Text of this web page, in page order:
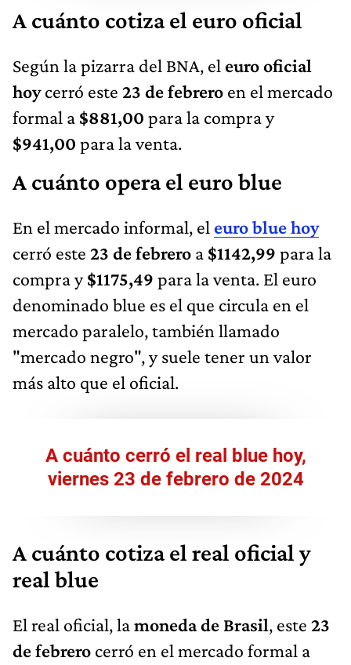
A cuánto cotiza el euro oficial
Según la pizarra del BNA, el euro oficial
hoycerró este 23 de febrero en el mercado
formal a $881,00 para la compra y
$941,00 para la venta.
A cuánto opera el euro blue
En el mercado informal, el euro blue hoy
cerró este 23 de febrero a $1142,99 para la
compra y$1175,49 para la venta. El euro
denominado blue es el que circula en el
mercado paralelo, también llamado
"mercado negro", y suele tener un valor
más alto que el oficial.
A cuánto cerró el real blue hoy,
viernes 23 de febrero de 2024
A cuánto cotiza el real oficial y
real blue
El real oficial, lamoneda de Brasil, este 23
de febrero cerró en el mercado formal a